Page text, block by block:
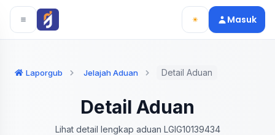
Langsung ke konten utama
Langsung ke navigasi
Masuk
Laporgub Jelajah Aduan Detail Aduan
Detail Aduan
Lihat detail lengkap aduan LGIG10139434